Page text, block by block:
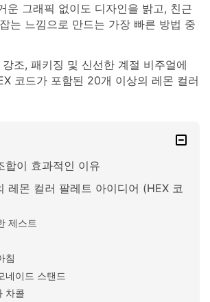
운 그래픽 없이도 디자인을 밝고, 친근
는 느낌으로 만드는 가장 빠른 방법 중
조, 패키징 및 신선한 계절 비주얼에
코드가 포함된 20개 이상의 레몬 컬러
합이 효과적인 이유
레몬 컬러 팔레트 아이디어 (HEX 코
제스트
침
네이드 스탠드
차콜